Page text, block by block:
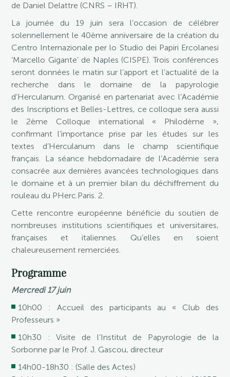
de Daniel Delattre (CNRS – IRHT).
La journée du 19 juin sera l’occasion de célébrer
solennellement le 40ème anniversaire de la création du
Centro Internazionale per lo Studio dei Papiri Ercolanesi
‘Marcello Gigante’ de Naples (CISPE). Trois conférences
seront données le matin sur l’apport et l’actualité de la
recherche dans le domaine de la papyrologie
d’Herculanum. Organisé en partenariat avec l’Académie
des Inscriptions et Belles-Lettres, ce colloque sera aussi
le 2ème Colloque international « Philodème »,
confirmant l’importance prise par les études sur les
textes d’Herculanum dans le champ scientifique
français. La séance hebdomadaire de l’Académie sera
consacrée aux dernières avancées technologiques dans
le domaine et à un premier bilan du déchiffrement du
rouleau du PHerc.Paris. 2.
Cette rencontre européenne bénéficie du soutien de
nombreuses institutions scientifiques et universitaires,
françaises et italiennes. Qu’elles en soient
chaleureusement remerciées.
Programme
Mercredi 17 juin
10h00 : Accueil des participants au « Club des
Professeurs »
10h30 : Visite de l’Institut de Papyrologie de la
Sorbonne par le Prof. J. Gascou, directeur
14h00-18h30 : (Salle des Actes)